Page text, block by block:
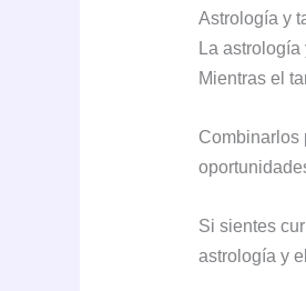
Astrología y
La
Mientras el
Combinarlos
Si sientes
astrología y